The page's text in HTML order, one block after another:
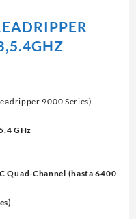
9000 Series)
GHz
Quad-Channel (hasta 6400